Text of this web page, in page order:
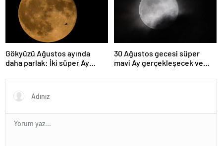
Gökyüzü Ağustos ayında
daha parlak: İki süper Ay
30 Ağustos gecesi süper
mavi Ay gerçekleşecek ve
olacak